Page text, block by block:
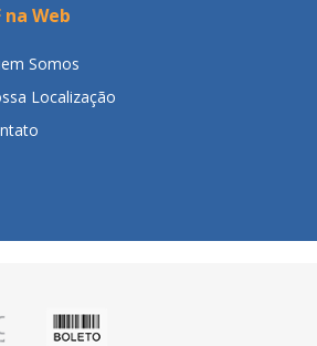
na Web
Somos
Localização